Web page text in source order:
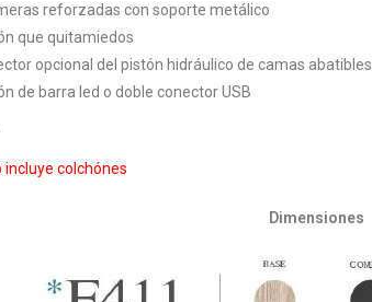
reforzadas con soporte metálico
que quitamiedos
opcional del pistón hidráulico de camas abatibles
de barra led o doble conector USB
incluye colchónes
Dimensiones